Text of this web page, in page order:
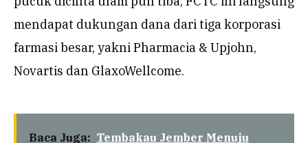
mendapat dukungan dana dari tiga korporasi
farmasi besar, yakni Pharmacia & Upjohn,
Novartis dan GlaxoWellcome.
Baca Juga: Tembakau Jember Menuju